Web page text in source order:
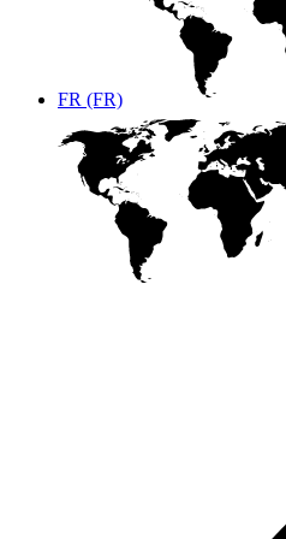
FR (FR)